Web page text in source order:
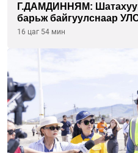
Г.ДАМДИННЯМ:
барьж байгуулснаар
САРААР НӨӨЦЛӨДӨГ
16 цаг 54 мин